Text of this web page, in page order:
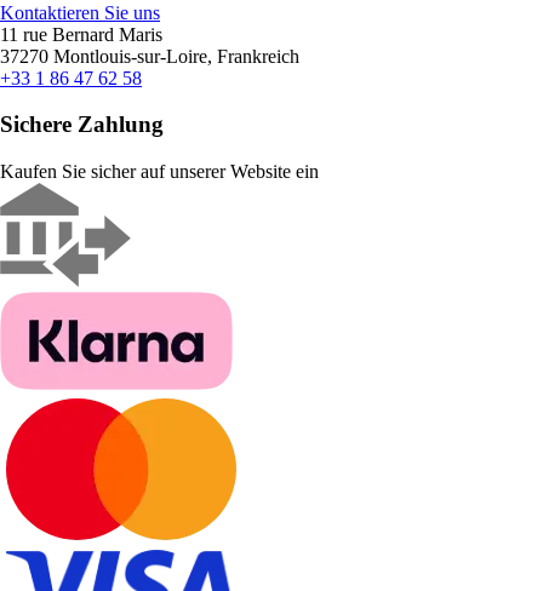
Kontaktieren Sie uns
11 rue Bernard Maris
37270 Montlouis-sur-Loire, Frankreich
+33 1 86 47 62 58
Sichere Zahlung
Kaufen Sie sicher auf unserer Website ein